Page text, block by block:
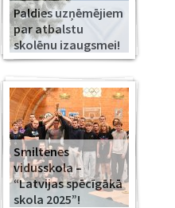
Paldies uzņēmējiem
par atbalstu
skolēnu izaugsmei!
Smiltenes
vidusskola –
“Latvijas spēcīgākā
skola 2025”!